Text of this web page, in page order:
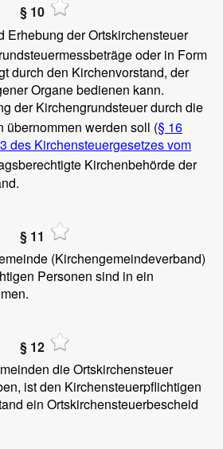
§ 10
Erhebung der Ortskirchensteuer
oder in Form
durch den Kirchenvorstand, der
Organe bedienen kann.
der Kirchengrundsteuer durch die
übernommen werden soll (§ 16
des Kirchensteuergesetzes vom
Kirchenbehörde der
§ 11
(Kirchengemeindeverband)
Personen sind in ein
§ 12
die Ortskirchensteuer
ist den Kirchensteuerpflichtigen
ein Ortskirchensteuerbescheid